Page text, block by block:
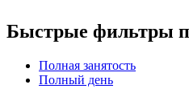
Быстрые фильтры
Полная занятость
Полный день